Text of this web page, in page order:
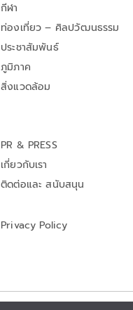
กีฬา
ท่องเที่ยว – ศิลปวัฒนธรรม
ประชาสัมพันธ์
ภูมิภาค
สิ่งแวดล้อม
PR & PRESS
เกี่ยวกับเรา
ติดต่อและ สนับสนุน
Privacy Policy